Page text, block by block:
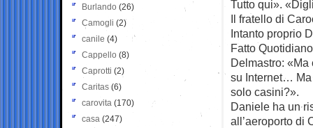
Tutto qui».
Il fratello di
Intanto proprio
Fatto
Delmastro: «Ma
su Internet… Ma
solo casini?».
Daniele ha un
all’aeroporto di
Burlando (26)
Camogli (2)
canile (4)
Cappello (8)
Caprotti (2)
Caritas (6)
carovita (170)
casa (247)